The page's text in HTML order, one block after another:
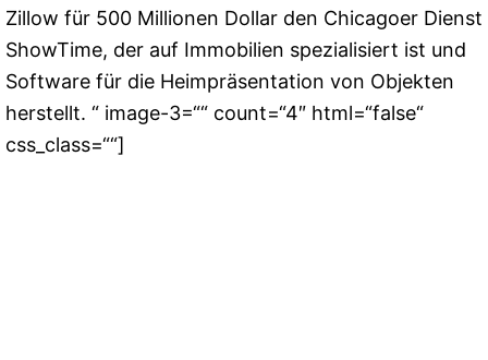
Zillow für 500 Millionen Dollar den Chicagoer Dienst
ShowTime, der auf Immobilien spezialisiert ist und
Software für die Heimpräsentation von Objekten
herstellt. “ image-3=““ count=“4″ html=“false“
css_class=““]